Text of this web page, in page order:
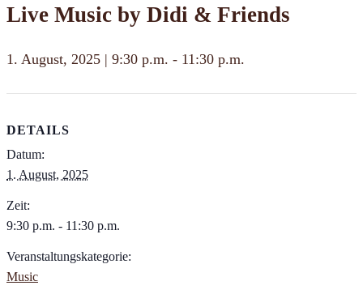
Live Music by Didi & Friends
1. August, 2025 | 9:30 p.m. - 11:30 p.m.
DETAILS
Datum:
1. August, 2025
Zeit:
9:30 p.m. - 11:30 p.m.
Veranstaltungskategorie:
Music